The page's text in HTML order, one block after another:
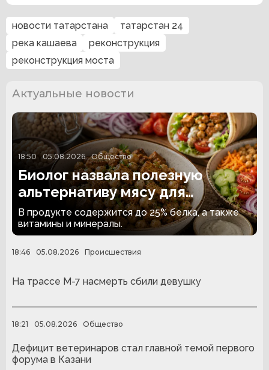
новости татарстана
татарстан 24
река кашаева
реконструкция
реконструкция моста
Актуальные новости
18:50 05.08.2026 Общество
Биолог назвала полезную
альтернативу мясу для
вегетарианцев
В продукте содержится до 25% белка, а также
витамины и минералы.
18:46 05.08.2026 Происшествия
На трассе М-7 насмерть сбили девушку
18:21 05.08.2026 Общество
Дефицит ветеринаров стал главной темой первого
форума в Казани